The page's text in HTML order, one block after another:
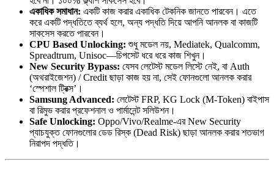
একাধিক সমাধান: একটি কাজ করার একাধিক টেকনিক জানতে পারবেন। এতে
করে একটি পদ্ধতিতে ব্যর্থ হলে, অন্য পদ্ধতি দিয়ে আপনি আনলক বা কাজটি
সাকসেস করতে পারবেন।
CPU Based Unlocking: শুধু মডেল নয়, Mediatek, Qualcomm,
Spreadtrum, Unisoc—চিপসেট ধরে ধরে কাজ শিখুন।
New Security Bypass: যেসব লেটেস্ট মডেল লিস্টে নেই, বা Auth
(অথরাইজেশন) / Credit ছাড়া কাজ হয় না, সেই ফোনগুলো আনলক করার
‘স্পেশাল ট্রিক্স’।
Samsung Advanced: লেটেস্ট FRP, KG Lock (M-Token) বাইপাস
বা রিমুভ করার প্রফেশনাল ও পার্মানেন্ট সলিউশন।
Safe Unlocking: Oppo/Vivo/Realme-এর New Security
প্যাচযুক্ত ফোনগুলোর ডেড রিস্ক (Dead Risk) ছাড়া আনলক করার শতভাগ
নিরাপদ পদ্ধতি।